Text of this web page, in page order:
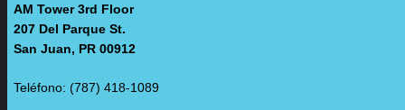
AM Tower 3rd Floor
207 Del Parque St.
San Juan, PR 00912
Teléfono: (787) 418-1089